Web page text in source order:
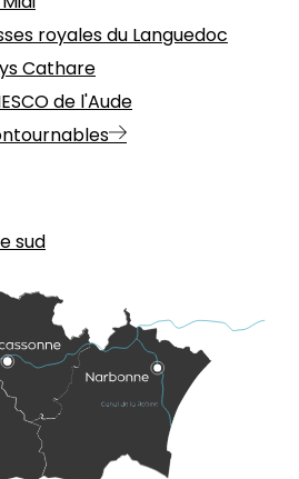
royales du Languedoc
Cathare
de l'Aude
sud